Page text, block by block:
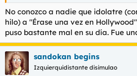
No conozco a nadie que idolatre
hilo) a "Érase una vez en
puso bastante mal en su día. Fue
sandokan begins
Izquierquidistante disimulao